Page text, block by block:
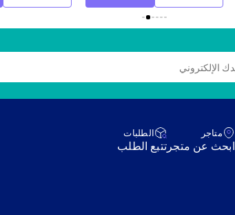
متاجر
ابحث عن متجر
‫الطلبات‬
‫تتبع الطلب‬